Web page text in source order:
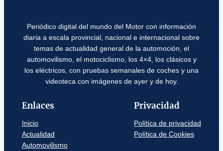
Periódico digital del mundo del Motor con información
diaria a escala provincial, nacional e internacional sobre
temas de actualidad general de la automoción, el
automovilismo, el motociclismo, los 4×4, los clásicos y
los eléctricos, con pruebas semanales de coches y una
videoteca con imágenes de ayer y de hoy.
Enlaces
Inicio
Actualidad
Automovilismo
Privacidad
Política de privacidad
Política de Cookies